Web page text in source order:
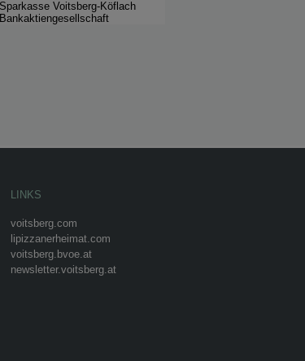
LINKS
voitsberg.com
lipizzanerheimat.com
voitsberg.bvoe.at
newsletter.voitsberg.at